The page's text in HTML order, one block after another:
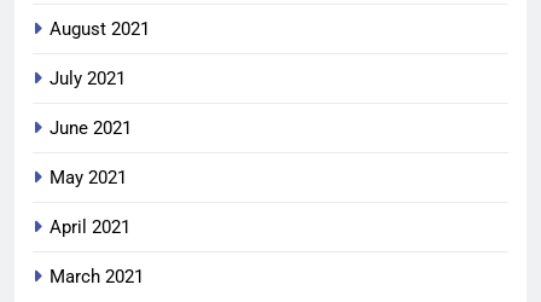
August 2021
July 2021
June 2021
May 2021
April 2021
March 2021